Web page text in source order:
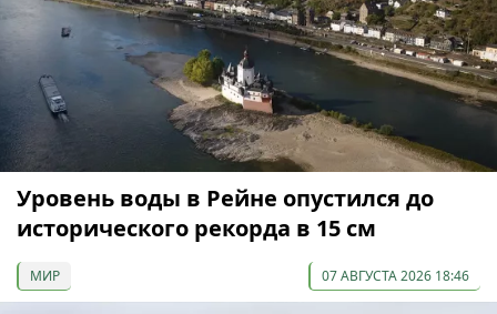
Уровень воды в Рейне опустился до
исторического рекорда в 15 см
МИР 07 АВГУСТА 2026 18:46